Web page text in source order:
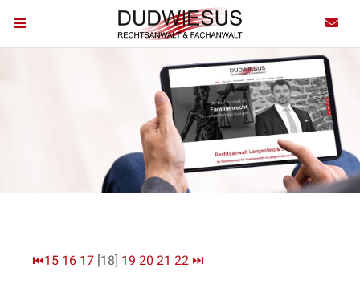
⏮15 16 17 [18] 19 20 21 22 ⏭